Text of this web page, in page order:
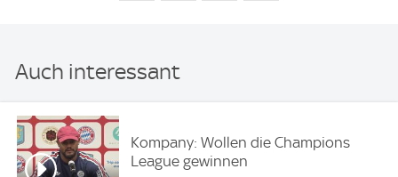
Auch interessant
Kompany: Wollen die Champions
League gewinnen